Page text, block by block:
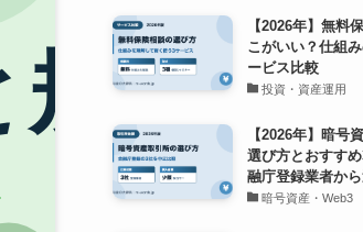
【2026年】無料
こがいい？仕組
ービス比較
投資・資産運用
【2026年】暗号
選び方とおすす
融庁登録業者か
暗号資産・Web3